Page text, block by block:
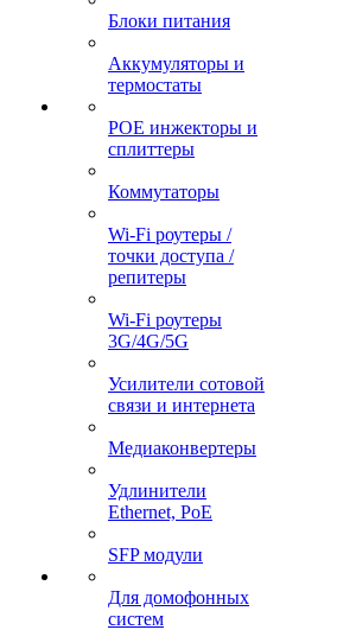
Блоки питания
Аккумуляторы и
термостаты
POE инжекторы и
сплиттеры
Коммутаторы
Wi-Fi роутеры /
точки доступа /
репитеры
Wi-Fi роутеры
3G/4G/5G
Усилители сотовой
связи и интернета
Медиаконвертеры
Удлинители
Ethernet, PoE
SFP модули
Для домофонных
систем